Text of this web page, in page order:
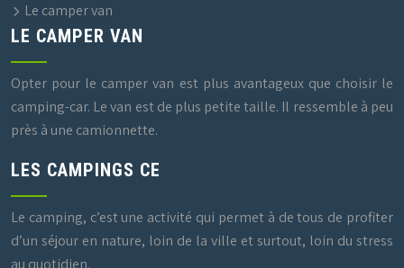
Le camper van
LE CAMPER VAN
Opter pour le camper van est plus avantageux que choisir le
camping-car. Le van est de plus petite taille. Il ressemble à peu
près à une camionnette.
LES CAMPINGS CE
Le camping, c’est une activité qui permet à de tous de profiter
d’un séjour en nature, loin de la ville et surtout, loin du stress
au quotidien.